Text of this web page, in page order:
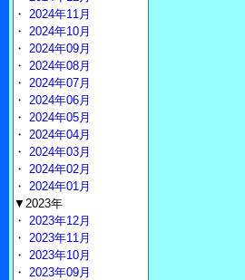
・ 2024年11月
・ 2024年10月
・ 2024年09月
・ 2024年08月
・ 2024年07月
・ 2024年06月
・ 2024年05月
・ 2024年04月
・ 2024年03月
・ 2024年02月
・ 2024年01月
▼2023年
・ 2023年12月
・ 2023年11月
・ 2023年10月
・ 2023年09月